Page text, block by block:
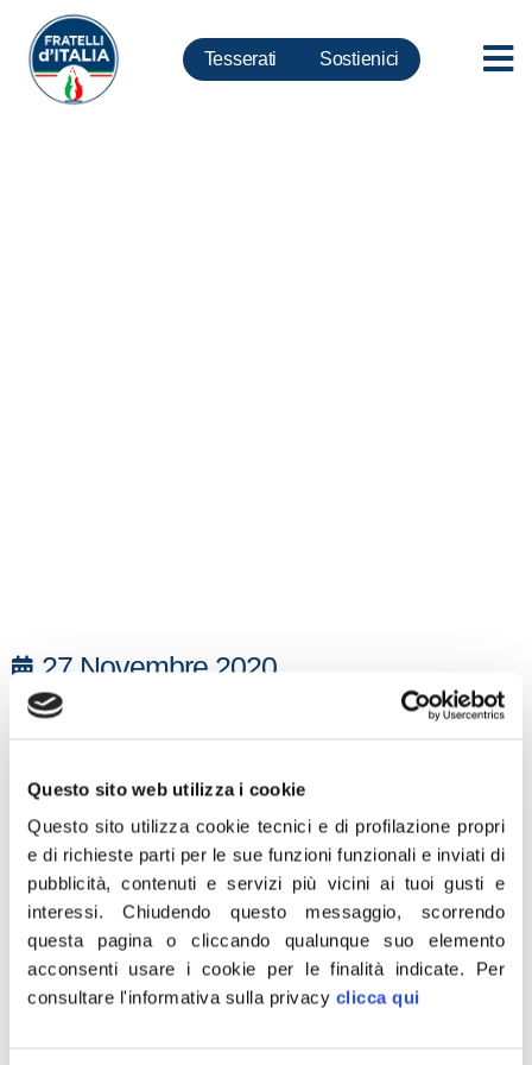
Questo sito web utilizza i cookie
Questo sito utilizza cookie tecnici e di profilazione propri
e di richieste parti per le sue funzioni funzionali e inviati di
pubblicità, contenuti e servizi più vicini ai tuoi gusti e
interessi.Chiudendo questo messaggio, scorrendo
questa pagina o cliccando qualunque suo elemento
acconsenti usare i cookie per le finalità indicate. Per
consultare l'informativa sulla privacy clicca qui
Tesserati Sostienici
27 Novembre 2020
M5s rinnega suoi provvedimenti per rimanere incollato a
“Questo decreto è l’ennesimo regalo agli scafisti e a chi
lucra sui viaggi della speranza. Un provvedimento che
modifica, peggiorandoli, i decreti adottati quando parte di
questa maggioranza aveva un diverso colore politico.
Fratelli d’Italia non è contro l’accoglienza ma contro
l’immigrazione incontrollata e la tratta di essere umani.
Non siamo razzisti come la sinistra vuol far credere ma
chiediamo il rispetto dei confini. E mentre artigiani, partite
iva, imprenditori e ristoratori sono allo stremo, PD e M5S